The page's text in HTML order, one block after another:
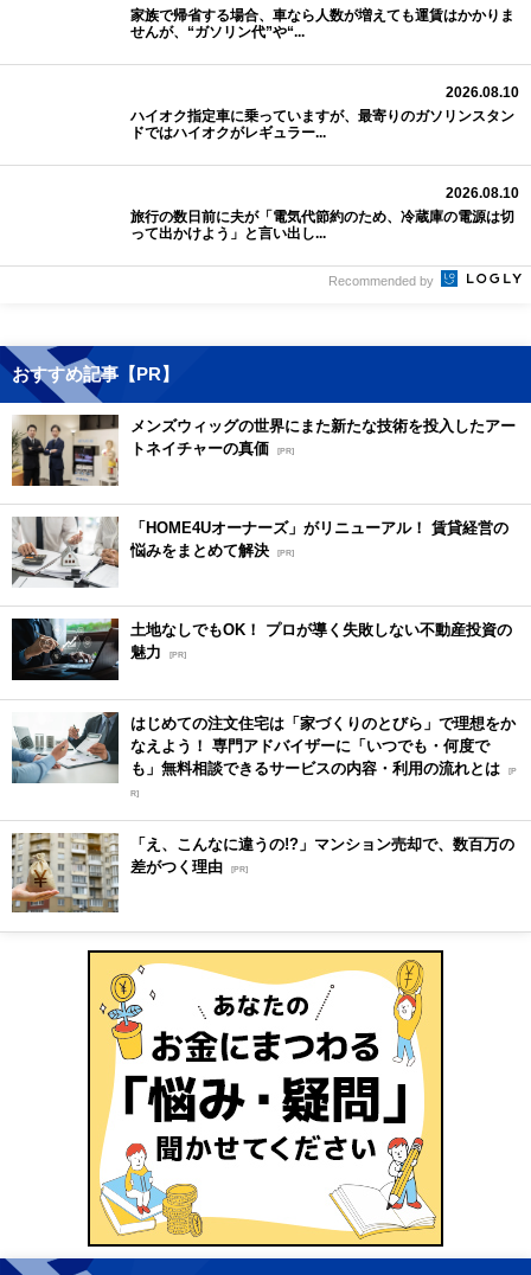
家族で帰省する場合、車なら人数が増えても運賃はかかりま
せんが、“ガソリン代”や“...
2026.08.10
ハイオク指定車に乗っていますが、最寄りのガソリンスタン
ドではハイオクがレギュラー...
2026.08.10
旅行の数日前に夫が「電気代節約のため、冷蔵庫の電源は切
って出かけよう」と言い出し...
Recommended by
おすすめ記事【PR】
メンズウィッグの世界にまた新たな技術を投入したアー
トネイチャーの真価 [PR]
「HOME4Uオーナーズ」がリニューアル！ 賃貸経営の
悩みをまとめて解決 [PR]
土地なしでもOK！ プロが導く失敗しない不動産投資の
魅力
[PR]
はじめての注文住宅は「家づくりのとびら」で理想をか
なえよう！ 専門アドバイザーに「いつでも・何度で
も」無料相談できるサービスの内容・利用の流れとは [P
R]
「え、こんなに違うの!?」マンション売却で、数百万の
差がつく理由 [PR]